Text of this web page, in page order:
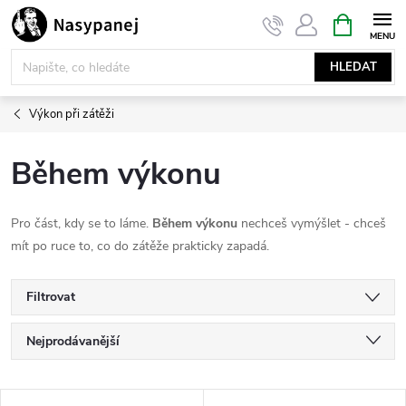
Přejít
na
obsah
HLEDAT
NÁKUPNÍ
KOŠÍK
Výkon při zátěži
Během výkonu
Pro část, kdy se to láme. Během výkonu nechceš vymýšlet - chceš
mít po ruce to, co do zátěže prakticky zapadá.
Filtrovat
Ř
a
Nejprodávanější